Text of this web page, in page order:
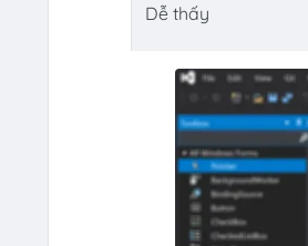
Dễ thấy